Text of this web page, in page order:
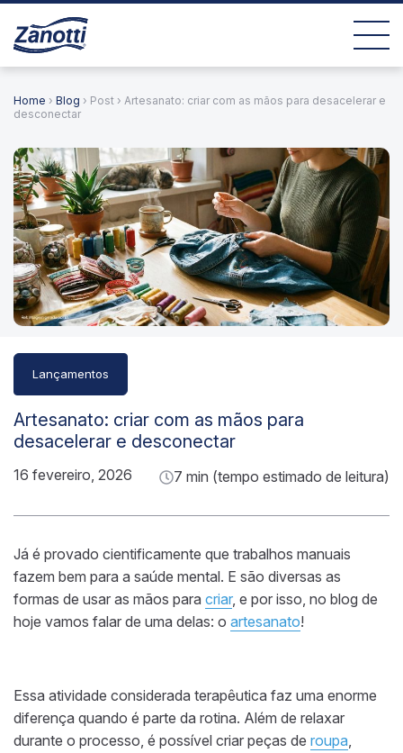
Home › Blog › Post › Artesanato: criar com as mãos para desacelerar e
desconectar
Lançamentos
Artesanato: criar com as mãos para
desacelerar e desconectar
16 fevereiro, 2026 7 min (tempo estimado de leitura)
Já é provado cientificamente que trabalhos manuais
fazem bem para a saúde mental. E são diversas as
formas de usar as mãos para criar, e por isso, no blog de
hoje vamos falar de uma delas: o artesanato!
Essa atividade considerada terapêutica faz uma enorme
diferença quando é parte da rotina. Além de relaxar
durante o processo, é possível criar peças de roupa,